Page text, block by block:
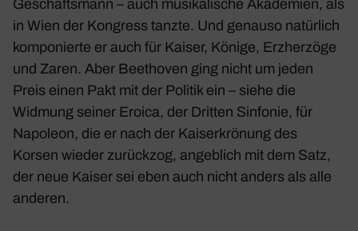
Geschäfts­mann – auch musi­ka­li­sche Akade­mien, als
in Wien der Kongress tanzte. Und genauso natür­lich
kompo­nierte er auch für Kaiser, Könige, Erzher­zöge
und Zaren. Aber Beet­hoven ging nicht um jeden
Preis einen Pakt mit der Politik ein – siehe die
Widmung seiner Eroica, der Dritten Sinfonie, für
Napo­leon, die er nach der Kaiser­krö­nung des
Korsen wieder zurückzog, angeb­lich mit dem Satz,
der neue Kaiser sei eben auch nicht anders als alle
anderen.